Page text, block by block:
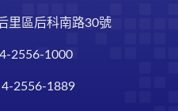
里區后科南路30號
2556-1000
4-2556-1889